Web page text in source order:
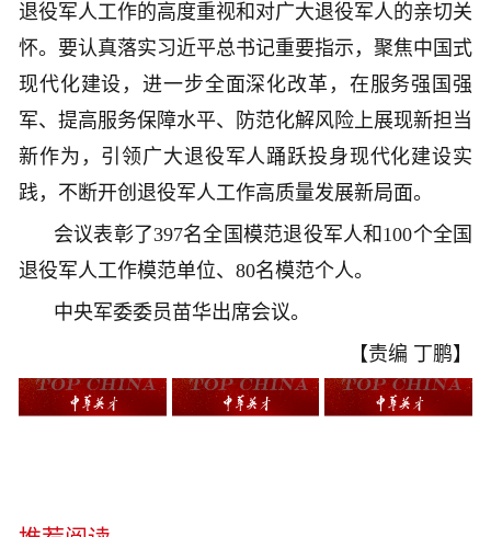
退役军人工作的高度重视和对广大退役军人的亲切关
怀。要认真落实习近平总书记重要指示，聚焦中国式
现代化建设，进一步全面深化改革，在服务强国强
军、提高服务保障水平、防范化解风险上展现新担当
新作为，引领广大退役军人踊跃投身现代化建设实
践，不断开创退役军人工作高质量发展新局面。
会议表彰了397名全国模范退役军人和100个全国
退役军人工作模范单位、80名模范个人。
中央军委委员苗华出席会议。
【责编 丁鹏】